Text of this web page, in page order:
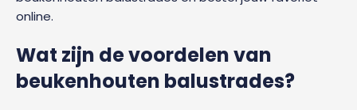
online.
Wat zijn de voordelen van
beukenhouten balustrades?